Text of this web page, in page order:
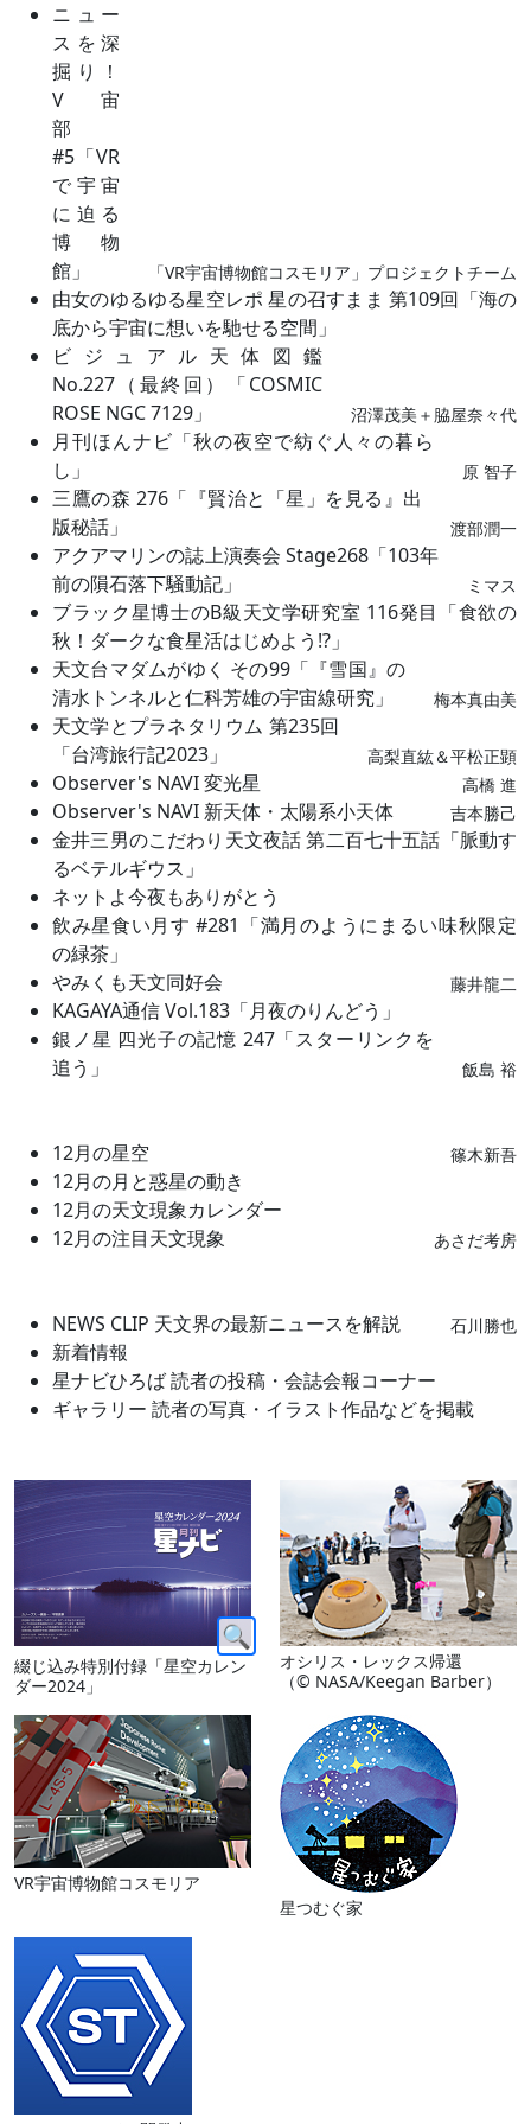
ニュー
スを深
掘り！
V宙
部
#5「VR
で宇宙
に迫る
博物
館」
「VR宇宙博物館コスモリア」プロジェクトチーム
由女のゆるゆる星空レポ 星の召すまま 第109回「海の
底から宇宙に想いを馳せる空間」
ビジュアル天体図鑑
No.227（最終回）「COSMIC
ROSE NGC 7129」
沼澤茂美＋脇屋奈々代
月刊ほんナビ「秋の夜空で紡ぐ人々の暮ら
し」
原 智子
三鷹の森 276「『賢治と「星」を見る』出
版秘話」
渡部潤一
アクアマリンの誌上演奏会 Stage268「103年
前の隕石落下騒動記」
ミマス
ブラック星博士のB級天文学研究室 116発目「食欲の
秋！ダークな食星活はじめよう⁉」
天文台マダムがゆく その99「『雪国』の
清水トンネルと仁科芳雄の宇宙線研究」
梅本真由美
天文学とプラネタリウム 第235回
「台湾旅行記2023」
高梨直紘＆平松正顕
Observer's NAVI 変光星 高橋 進
Observer's NAVI 新天体・太陽系小天体 吉本勝己
金井三男のこだわり天文夜話 第二百七十五話「脈動す
るベテルギウス」
ネットよ今夜もありがとう
飲み星食い月す #281「満月のようにまるい味秋限定
の緑茶」
やみくも天文同好会
藤井龍二
KAGAYA通信 Vol.183「月夜のりんどう」
銀ノ星 四光子の記憶 247「スターリンクを
追う」
飯島 裕
12月の星空 篠木新吾
12月の月と惑星の動き
12月の天文現象カレンダー
12月の注目天文現象
あさだ考房
NEWS CLIP 天文界の最新ニュースを解説 石川勝也
新着情報
星ナビひろば 読者の投稿・会誌会報コーナー
ギャラリー 読者の写真・イラスト作品などを掲載
綴じ込み特別付録「星空カレン
ダー2024」
オシリス・レックス帰還
（© NASA/Keegan Barber）
VR宇宙博物館コスモリア
星つむぐ家